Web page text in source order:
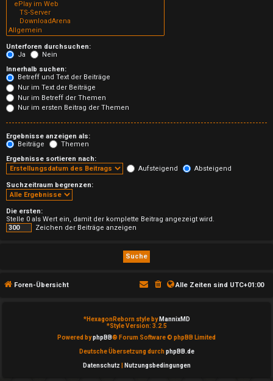
t
e
t
e
T
h
e
m
e
n
A
Unterforen durchsuchen:
Ja
Nein
Innerhalb suchen:
Betreff und Text der Beiträge
Nur im Text der Beiträge
Nur im Betreff der Themen
Nur im ersten Beitrag der Themen
Ergebnisse anzeigen als:
Beiträge
Themen
Ergebnisse sortieren nach:
Aufsteigend
Absteigend
Suchzeitraum begrenzen:
Die ersten:
Stelle 0 als Wert ein, damit der komplette Beitrag angezeigt wird.
Zeichen der Beiträge anzeigen
Foren-Übersicht Alle Zeiten sind UTC+01:00
*HexagonReborn style by MannixMD
*Style Version: 3.2.5
Powered byphpBB® Forum Software © phpBB Limited
Deutsche Übersetzung durch phpBB.de
Datenschutz Nutzungsbedingungen